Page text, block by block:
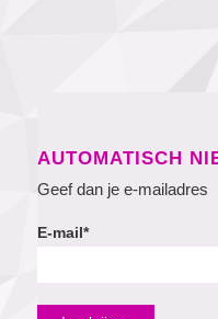
AUTOMATISCH
Geef dan je e-mailadres
E-mail*